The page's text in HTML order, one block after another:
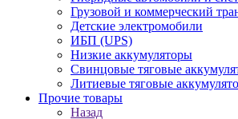
Грузовой и коммерческий
Детские электромобили
ИБП (UPS)
Низкие аккумуляторы
Свинцовые тяговые
Литиевые тяговые
Прочие товары
Назад